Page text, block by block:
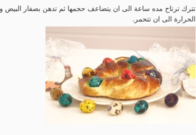
تترك ترتاح مده ساعة الى ان يتضاعف حجمها ثم تدهن بصفار
الحرارة الى ان تتحمر.